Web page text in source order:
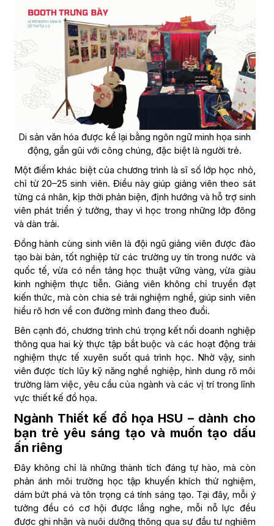
Di sản văn hóa được kể lại bằng ngôn ngữ minh họa sinh
động, gần gũi với công chúng, đặc biệt là người trẻ.
Một điểm khác biệt của chương trình là sĩ số lớp học nhỏ,
chỉ từ 20–25 sinh viên. Điều này giúp giảng viên theo sát
từng cá nhân, kịp thời phản biện, định hướng và hỗ trợ sinh
viên phát triển ý tưởng, thay vì học trong những lớp đông
và dàn trải.
Đồng hành cùng sinh viên là đội ngũ giảng viên được đào
tạo bài bản, tốt nghiệp từ các trường uy tín trong nước và
quốc tế, vừa có nền tảng học thuật vững vàng, vừa giàu
kinh nghiệm thực tiễn. Giảng viên không chỉ truyền đạt
kiến thức, mà còn chia sẻ trải nghiệm nghề, giúp sinh viên
hiểu rõ hơn về con đường mình đang theo đuổi.
Bên cạnh đó, chương trình chú trọng kết nối doanh nghiệp
thông qua hai kỳ thực tập bắt buộc và các hoạt động trải
nghiệm thực tế xuyên suốt quá trình học. Nhờ vậy, sinh
viên được tích lũy kỹ năng nghề nghiệp, hình dung rõ môi
trường làm việc, yêu cầu của ngành và các vị trí trong lĩnh
vực thiết kế đồ họa.
Ngành Thiết kế đồ họa HSU – dành cho
bạn trẻ yêu sáng tạo và muốn tạo dấu
ấn riêng
Đây không chỉ là những thành tích đáng tự hào, mà còn
phản ánh môi trường học tập khuyến khích thử nghiệm,
dám bứt phá và tôn trọng cá tính sáng tạo. Tại đây, mỗi ý
tưởng đều có cơ hội được lắng nghe, mỗi nỗ lực đều
được ghi nhận và nuôi dưỡng thông qua sự đầu tư nghiêm